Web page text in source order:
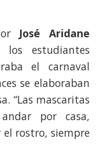
José Aridane
estudiantes
el carnaval
se elaboraban
“Las mascaritas
por casa,
el rostro, siempre